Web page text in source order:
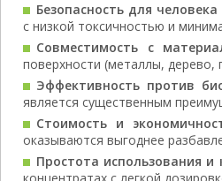
Безопасность для
с низкой токсичностью и
Совместимость с
поверхности (металлы, дерево,
Эффективность против
является существенным
Стоимость и
оказываются выгоднее
Простота использования и